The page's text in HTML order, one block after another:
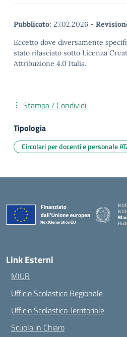
Pubblicato: 27.02.2026 -
Eccetto dove diversamente
stato rilasciato sotto Licenza
Attribuzione 4.0 Italia.
Stampa / Condividi
Tipologia
Circolari per docenti e personale
—
Link Esterni
MIUR
Ufficio Scolastico Regionale
Ufficio Scolastico Territoriale
Scuola in Chiaro